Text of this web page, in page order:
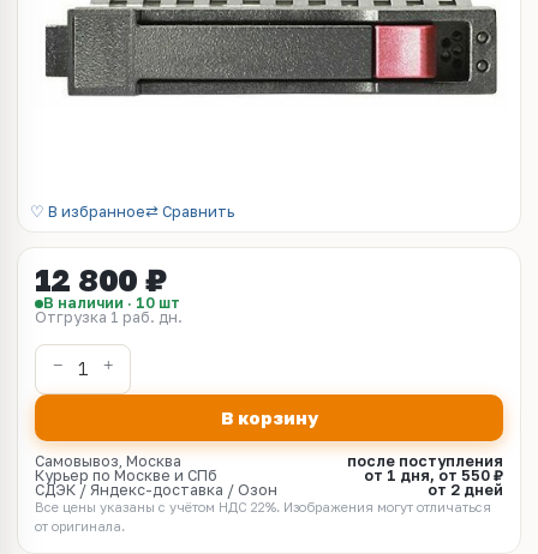
♡ В избранное⇄ Сравнить
12 800 ₽
В наличии · 10 шт
Отгрузка 1 раб. дн.
В корзину
Самовывоз, Москва
после поступления
Курьер по Москве и СПб
от 1 дня, от 550 ₽
СДЭК / Яндекс-доставка / Озон
от 2 дней
Все цены указаны с учётом НДС 22%. Изображения могут отличаться
от оригинала.